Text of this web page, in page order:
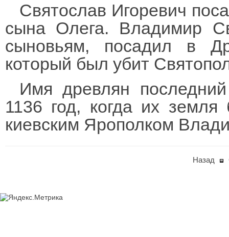
Святослав Игоревич
сына Олега. Владимир
сыновьям, посадил в
который был убит
Имя древлян
1136 год, когда их
киевским Ярополком
Назад